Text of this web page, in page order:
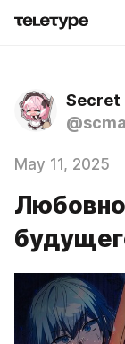
Secret
May 11, 2025